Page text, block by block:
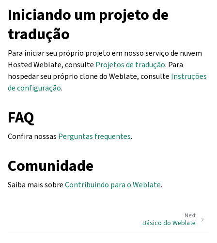
Iniciando um projeto de
tradução
Para iniciar seu próprio projeto em nosso serviço de nuvem
Hosted Weblate, consulte Projetos de tradução. Para
hospedar seu próprio clone do Weblate, consulte Instruções
de configuração.
FAQ
Confira nossas Perguntas frequentes.
Comunidade
Saiba mais sobreContribuindo para o Weblate.
Next
Básico do Weblate